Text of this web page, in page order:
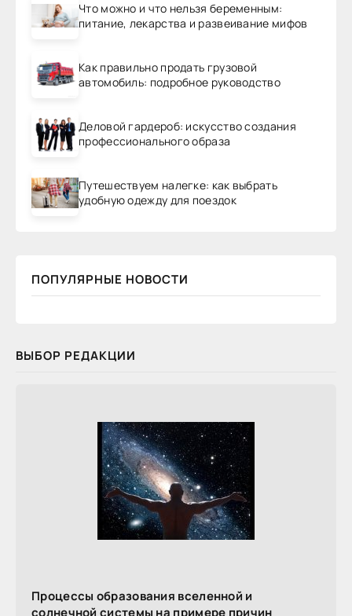
Что можно и что нельзя беременным:
питание, лекарства и развеивание мифов
Как правильно продать грузовой
автомобиль: подробное руководство
Деловой гардероб: искусство создания
профессионального образа
Путешествуем налегке: как выбрать
удобную одежду для поездок
ПОПУЛЯРНЫЕ НОВОСТИ
ВЫБОР РЕДАКЦИИ
Процессы образования вселенной и
солнечной системы на примере причин